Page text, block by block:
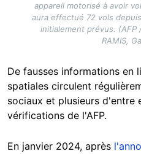
appareil motorisé à avoir
aura effectué 72 vols
initialement prévus. (AFP
RAMIS,
De fausses informations en
spatiales circulent
sociaux et plusieurs
vérifications de l'AFP.
En janvier 2024, après